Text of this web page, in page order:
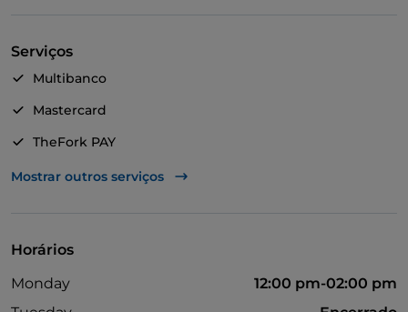
Serviços
Multibanco
Mastercard
TheFork PAY
UnionPay via TheFork PAY
Mostrar outros serviços
Horários
Monday
12:00 pm-02:00 pm